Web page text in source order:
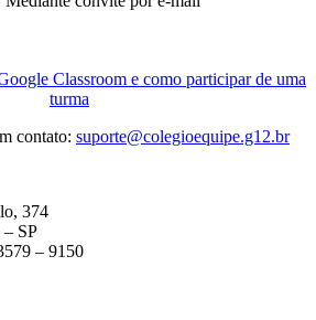
Classroom e como participar de uma
turma
contato: suporte@colegioequipe.g12.br
374
SP
– 9150